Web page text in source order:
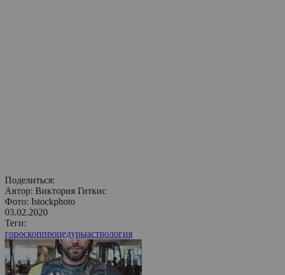
Поделиться:
Автор: Виктория Гиткис
Фото: Istockphoto
03.02.2020
Теги:
гороскоппроцедурыастрология